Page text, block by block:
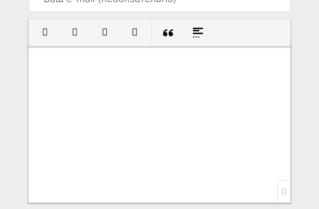
ПОЛУЖИРНЫЙ
КУРСИВПОДЧЕРКНУТЫЙ
ЗАЧЕРКНУТЫЙ
ВСТАВКА ЦИТАТЫ
ВСТАВКА СПОЙЛЕРА
0